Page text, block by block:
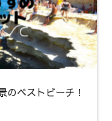
のベストビーチ！